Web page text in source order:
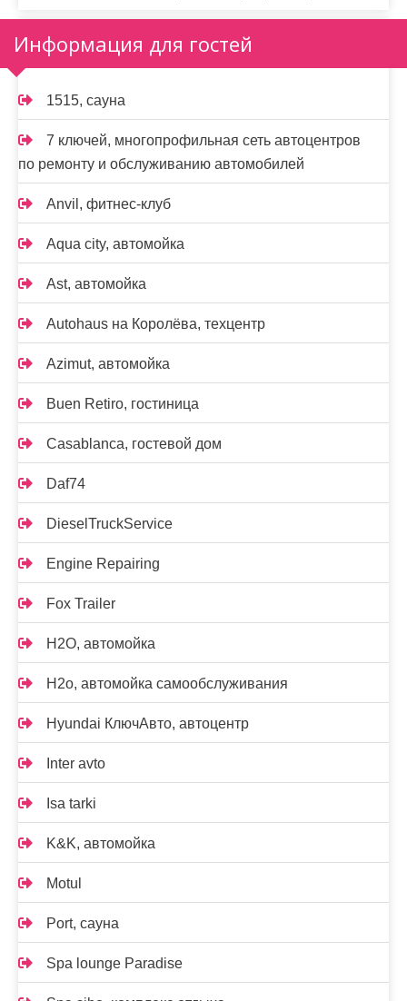
Информация для гостей
1515, сауна
7 ключей, многопрофильная сеть автоцентров
по ремонту и обслуживанию автомобилей
Anvil, фитнес-клуб
Aqua city, автомойка
Ast, автомойка
Autohaus на Королёва, техцентр
Azimut, автомойка
Buen Retiro, гостиница
Casablanca, гостевой дом
Daf74
DieselTruckService
Engine Repairing
Fox Trailer
H2O, автомойка
H2o, автомойка самообслуживания
Hyundai КлючАвто, автоцентр
Inter avto
Isa tarki
K&K, автомойка
Motul
Port, сауна
Spa lounge Paradise